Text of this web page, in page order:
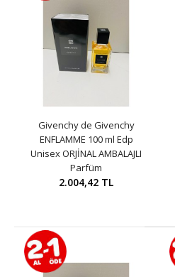
Givenchy de Givenchy
ENFLAMME 100 ml Edp
Unisex ORJİNAL AMBALAJLI
Parfüm
2.004,42 TL